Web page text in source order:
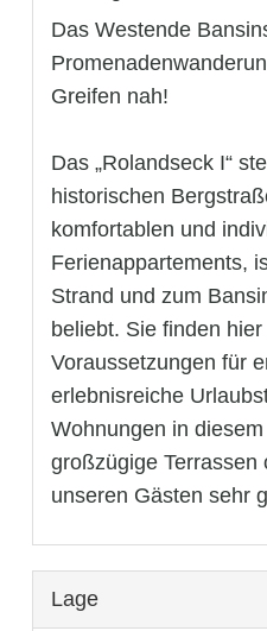
Das Westende
Greifen nah!
Das „Rolandseck I“
historischen
komfortablen und
Ferienappartements,
Strand und zum
beliebt. Sie finden
Voraussetzungen für
erlebnisreiche
Wohnungen in
großzügige Terrassen
unseren Gästen sehr
Lage